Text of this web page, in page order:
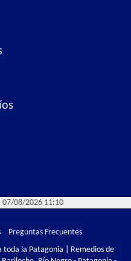
07/08/2026 11:10
Preguntas Frecuentes
toda la Patagonia | Remedios de